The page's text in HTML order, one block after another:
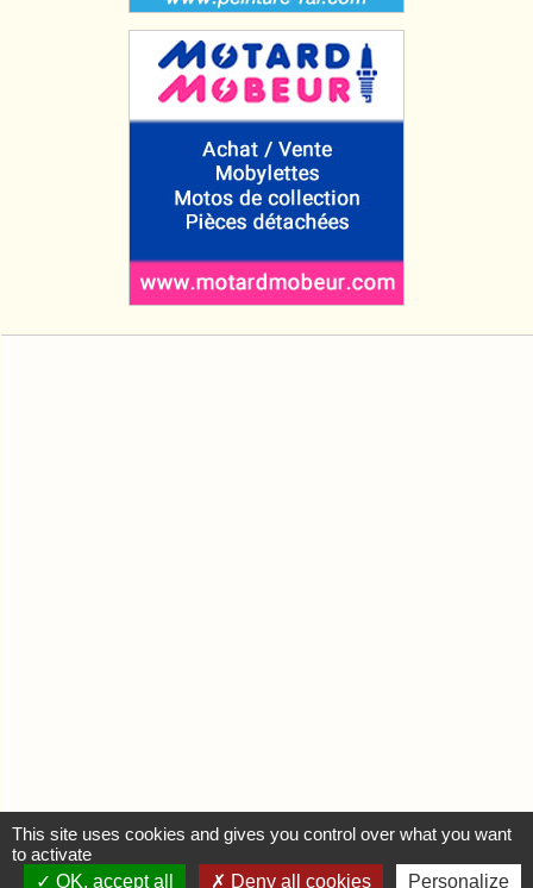
This site uses cookies and gives you control over what you want
to activate
OK, accept all
Deny all cookies Personalize